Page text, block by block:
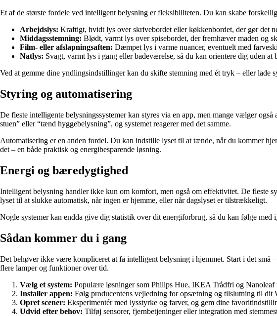
Et af de største fordele ved intelligent belysning er fleksibiliteten. Du kan skabe
Arbejdslys: Kraftigt, hvidt lys over skrivebordet eller køkkenbordet, der gør det
Middagsstemning: Blødt, varmt lys over spisebordet, der fremhæver maden og
Film- eller afslapningsaften: Dæmpet lys i varme nuancer, eventuelt med
Natlys: Svagt, varmt lys i gang eller badeværelse, så du kan orientere dig uden
Ved at gemme dine yndlingsindstillinger kan du skifte stemning med ét tryk – eller lade
Styring og automatisering
De fleste intelligente belysningssystemer kan styres via en app, men mange vælger
stuen” eller “tænd hyggebelysning”, og systemet reagerer med det samme.
Automatisering er en anden fordel. Du kan indstille lyset til at tænde, når du kommer
det – en både praktisk og energibesparende løsning.
Energi og bæredygtighed
Intelligent belysning handler ikke kun om komfort, men også om effektivitet. De fleste
lyset til at slukke automatisk, når ingen er hjemme, eller når dagslyset er tilstrækkeligt.
Nogle systemer kan endda give dig statistik over dit energiforbrug, så du kan følge
Sådan kommer du i gang
Det behøver ikke være kompliceret at få intelligent belysning i hjemmet. Start i det små
flere lamper og funktioner over tid.
Vælg et system: Populære løsninger som Philips Hue, IKEA Trådfri og
Installer appen: Følg producentens vejledning for opsætning og tilslutning til dit
Opret scener: Eksperimentér med lysstyrke og farver, og gem dine
Udvid efter behov: Tilføj sensorer, fjernbetjeninger eller integration med